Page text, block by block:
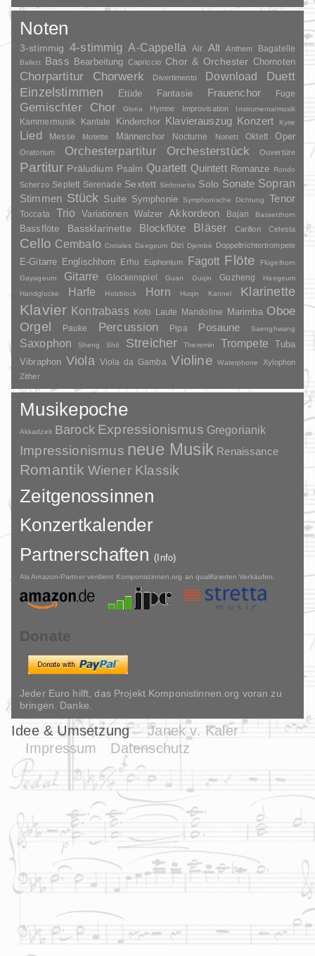
Noten
3-stimmig 4-stimmig A-Cappella Air Alt Anthem Bagatelle
Ballett Bass Bearbeitung Capriccio Chor & Orchester Chornoten
Chorpartitur Chorwerk Divertimento Download
Duett
Einzelstimmen
Etüde Fantasie Frauenchor Fuge
Gemischter Chor Gloria Hymne Improvisation Instrumentalmusik
Kammermusik Kantate Kinderchor Klavierauszug Konzert Kyrie
Lied Messe Motette Männerchor Nocturne Nonett Oktett Oper
Oratorium Orchesterpartitur Orchesterstück Ouvertüre
Partitur Präludium Psalm Quartett Quintett Romanze Rondo
Scherzo Septett Serenade Sextett Sinfonietta Solo Sonate Sopran
Stimmen Stück Suite Symphonie Symphonische Dichtung Tenor
Toccata Trio Variationen Walzer Akkordeon Bajan Bassetthorn
Bassflöte Bassklarinette Blockflöte Bläser Carillon Celesta
Cello Cembalo Crotales Daegeum Dizi Djembé Doppeltrichtertrompete
E-Gitarre Englischhorn Erhu Euphonium Fagott Flöte
Flügelhorn
Gayageum
Gitarre Glockenspiel Guan Guqin Guzheng
Haegeum
Handglocke
Harfe Holzblock Horn Huqin Kannel Klarinette
Klavier Kontrabass Koto Laute Mandoline Marimba Oboe
Orgel Pauke Percussion Pipa Posaune Saenghwang
Saxophon Sheng Shō Streicher Theremin Trompete
Tuba
Vibraphon Viola Viola da Gamba Violine Waterphone
Xylophon
Zither
Musikepoche
Akkadzeit Barock Expressionismus Gregorianik
Impressionismus neue Musik Renaissance
Romantik Wiener Klassik
Zeitgenossinnen
Konzertkalender
Partnerschaften(Info)
Als Amazon-Partner verdient Komponistinnen.org an qualifizierten Verkäufen.
Donate
Jeder Euro hilft, das Projekt Komponistinnen.org voran zu
bringen. Danke.
Idee & Umsetzung
Janek v. Kaler
Impressum
Datenschutz